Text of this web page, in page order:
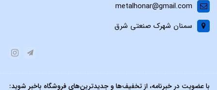
metalhonar@gmail.com
سمنان شهرک صنعتی شرق
با عضویت در خبرنامه، از تخفیف‌ها و جدیدترین‌های فروشگاه باخبر شوید: